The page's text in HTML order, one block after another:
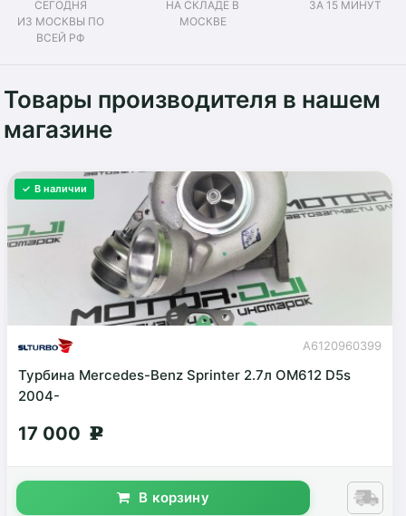
СЕГОДНЯ
ИЗ МОСКВЫ ПО
ВСЕЙ РФ
НА СКЛАДЕ В
МОСКВЕ
ЗА 15 МИНУТ
Товары производителя в нашем
магазине
✓ В наличии
A6120960399
Турбина Mercedes-Benz Sprinter 2.7л OM612 D5s
2004-
17 000 g
В корзину